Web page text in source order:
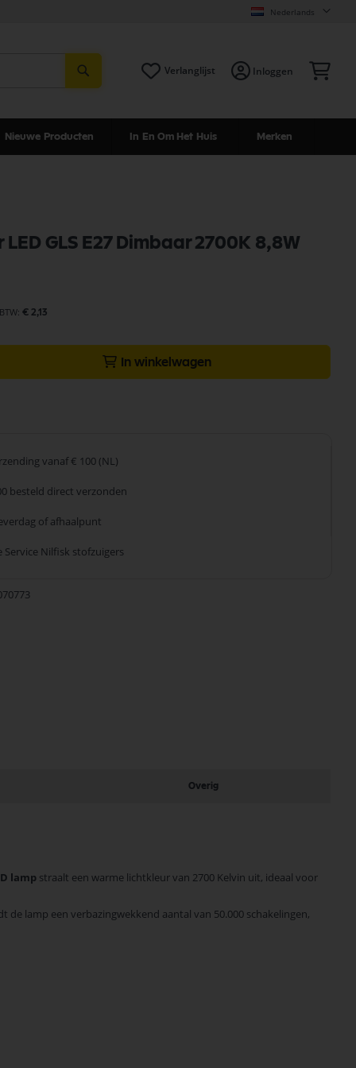
Nederlands
Verlanglijst Inloggen
Nieuwe Producten In En Om Het Huis Merken
LED GLS E27 Dimbaar 2700K 8,8W
€ 2,13
In winkelwagen
vanaf € 100 (NL)
besteld direct verzonden
of afhaalpunt
Service Nilfisk stofzuigers
Overig
lamp straalt een warme lichtkleur van 2700 Kelvin uit, ideaal voor
lamp een verbazingwekkend aantal van 50.000 schakelingen,